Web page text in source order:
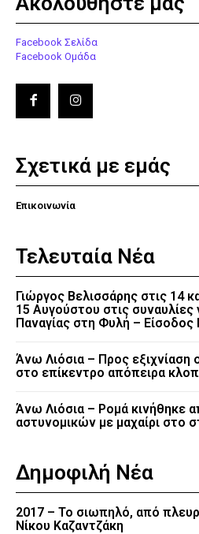
Facebook Σελίδα
Facebook Ομάδα
Σχετικά με εμάς
Επικοινωνία
Τελευταία Νέα
Γιώργος Βελισσάρης στις 14
15 Αυγούστου στις
Παναγίας στη Φυλή – Είσοδος
Άνω Λιόσια – Προς εξιχνίαση
στο επίκεντρο απόπειρα
Άνω Λιόσια – Ρομά κινήθηκε
αστυνομικών με μαχαίρι στο
Δημοφιλή Νέα
2017 – Το σιωπηλό, από
Νίκου Καζαντζάκη